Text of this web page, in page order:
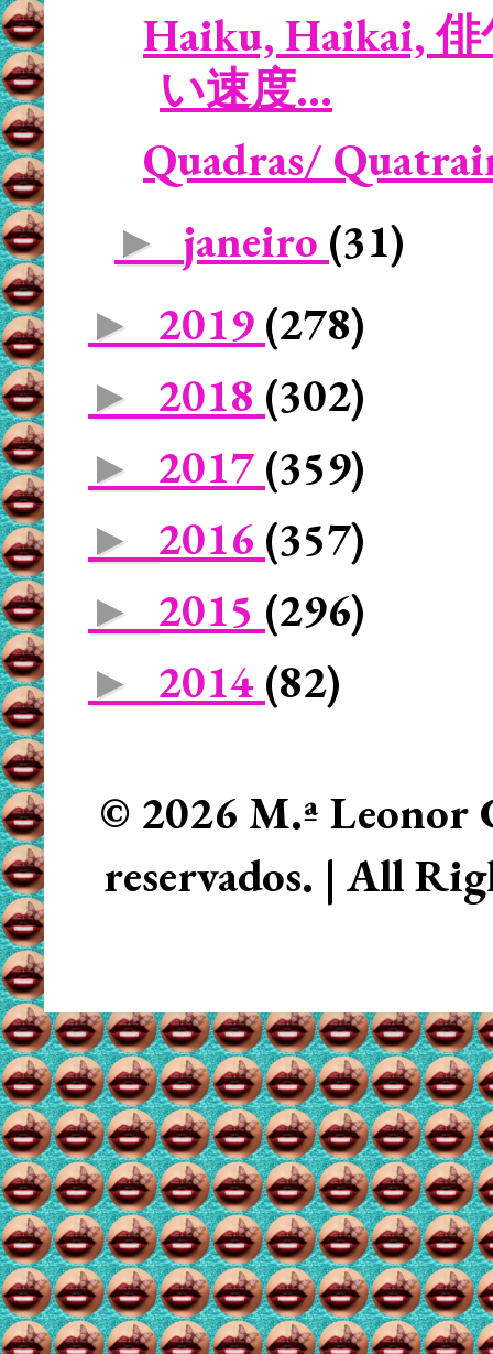
Haiku, Haikai, 俳
い速度...
Quadras/
► janeiro (31)
► 2019 (278)
► 2018 (302)
► 2017 (359)
► 2016 (357)
► 2015 (296)
► 2014 (82)
© 2026 M.ª Leonor
reservados. | All